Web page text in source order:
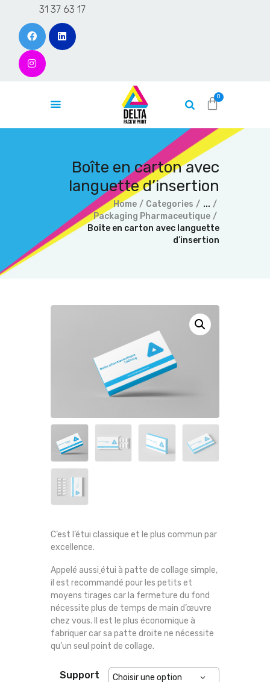
31 37 63 17
Boîte en carton avec
languette d’insertion
Home Categories
...
Packaging Pharmaceutique
Boîte en carton avec languette
d’insertion
Accueil
Devis en ligne
Blog
C’est l’étui classique et le plus commun par
excellence.
Appelé aussi étui à patte de collage simple,
il est recommandé pour les petits et
moyens tirages car la fermeture du fond
nécessite plus de temps de main d’œuvre
chez vous. Il est le plus économique à
fabriquer car sa patte droite ne nécessite
qu’un seul point de collage.
Support